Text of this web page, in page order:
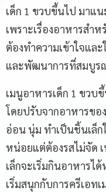
เด็ก 1 ขวบขึ้นไป มาแ
เพราะเรื่องอาหารสำ
ต้องทำความเข้าใจแล
และพัฒนาการที่สมบูรณ์
เมนูอาหารเด็ก 1 ขวบ
โดยปรับจากอาหารข
อ่อน นุ่ม ทำเป็นชิ้นเล็ก
หน่อยแต่ต้องรสไม่จัด
เล็กจะเริ่มกินอาหารไ
เริ่มสนุกกับการครีเอท